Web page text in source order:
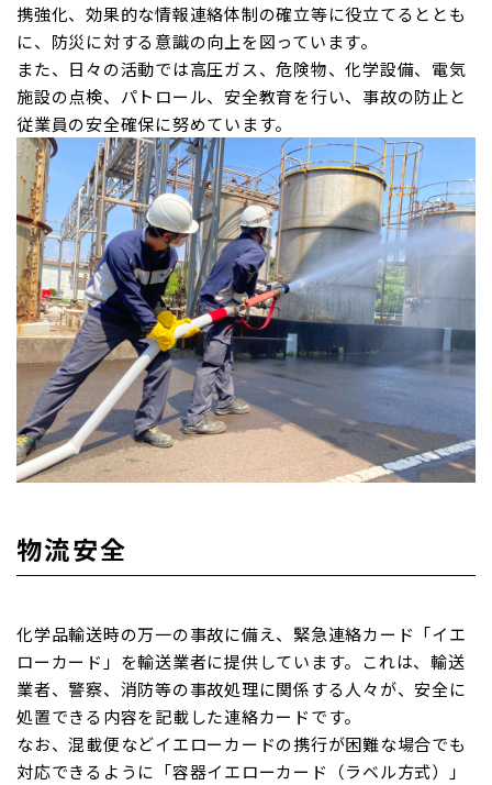
携強化、効果的な情報連絡体制の確立等に役立てるととも
に、防災に対する意識の向上を図っています。
また、日々の活動では高圧ガス、危険物、化学設備、電気
施設の点検、パトロール、安全教育を行い、事故の防止と
従業員の安全確保に努めています。
物流安全
化学品輸送時の万一の事故に備え、緊急連絡カード「イエ
ローカード」を輸送業者に提供しています。これは、輸送
業者、警察、消防等の事故処理に関係する人々が、安全に
処置できる内容を記載した連絡カードです。
なお、混載便などイエローカードの携行が困難な場合でも
対応できるように「容器イエローカード（ラベル方式）」